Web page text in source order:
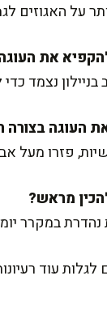
על האגוזים
בניילון נצמד
פזרו מעל
נהדרת במקרר
עוד